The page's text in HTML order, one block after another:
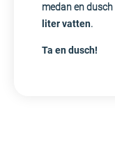
medan en
liter vatten.
Ta en dusch!